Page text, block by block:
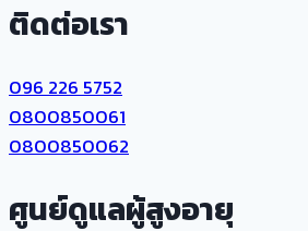
ติดต่อเรา
096 226 5752
0800850061
0800850062
ศูนย์ดูแลผู้สูงอายุ